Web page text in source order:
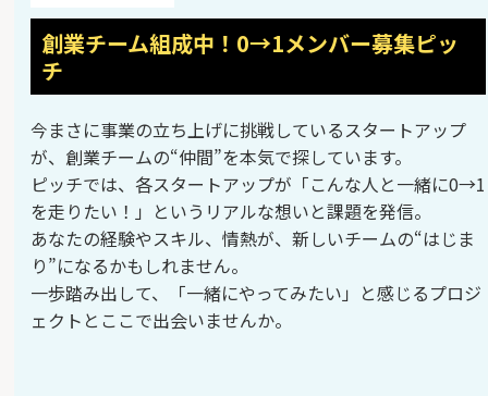
創業チーム組成中！0→1メンバー募集ピッ
チ
今まさに事業の立ち上げに挑戦しているスタートアップ
が、創業チームの“仲間”を本気で探しています。
ピッチでは、各スタートアップが「こんな人と一緒に0→1
を走りたい！」というリアルな想いと課題を発信。
あなたの経験やスキル、情熱が、新しいチームの“はじま
り”になるかもしれません。
一歩踏み出して、「一緒にやってみたい」と感じるプロジ
ェクトとここで出会いませんか。